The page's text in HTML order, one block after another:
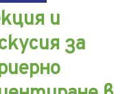
и
за